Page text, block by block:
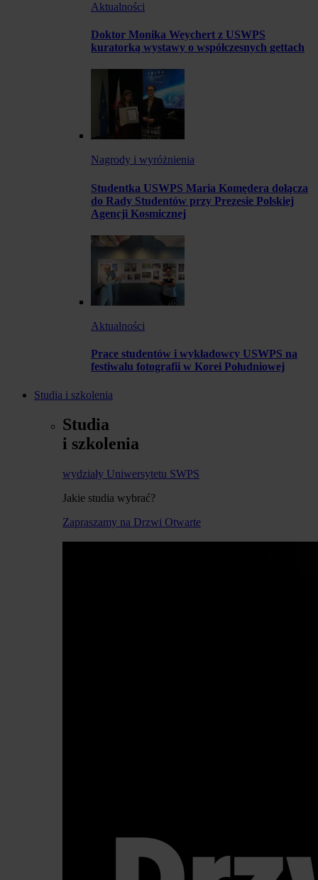
Aktualności
Doktor Monika Weychert z USWPS
kuratorką wystawy o współczesnych gettach
Nagrody i wyróżnienia
Studentka USWPS Maria Komędera dołącza
do Rady Studentów przy Prezesie Polskiej
Agencji Kosmicznej
Aktualności
Prace studentów i wykładowcy USWPS na
festiwalu fotografii w Korei Południowej
Studia i szkolenia
Studia
i szkolenia
wydziały Uniwersytetu SWPS
Jakie studia wybrać?
Zapraszamy na Drzwi Otwarte